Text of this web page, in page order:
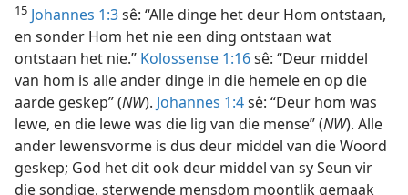
15 Johannes 1:3sê: “Alle dinge het deur Hom ontstaan,
en sonder Hom het nie een ding ontstaan wat
ontstaan het nie.” Kolossense 1:16sê: “Deur middel
van hom is alle ander dinge in die hemele en op die
aarde geskep” (NW). Johannes 1:4sê: “Deur hom was
lewe, en die lewe was die lig van die mense” (NW). Alle
ander lewensvorme is dus deur middel van die Woord
geskep; God het dit ook deur middel van sy Seun vir
die sondige, sterwende mensdom moontlik gemaak